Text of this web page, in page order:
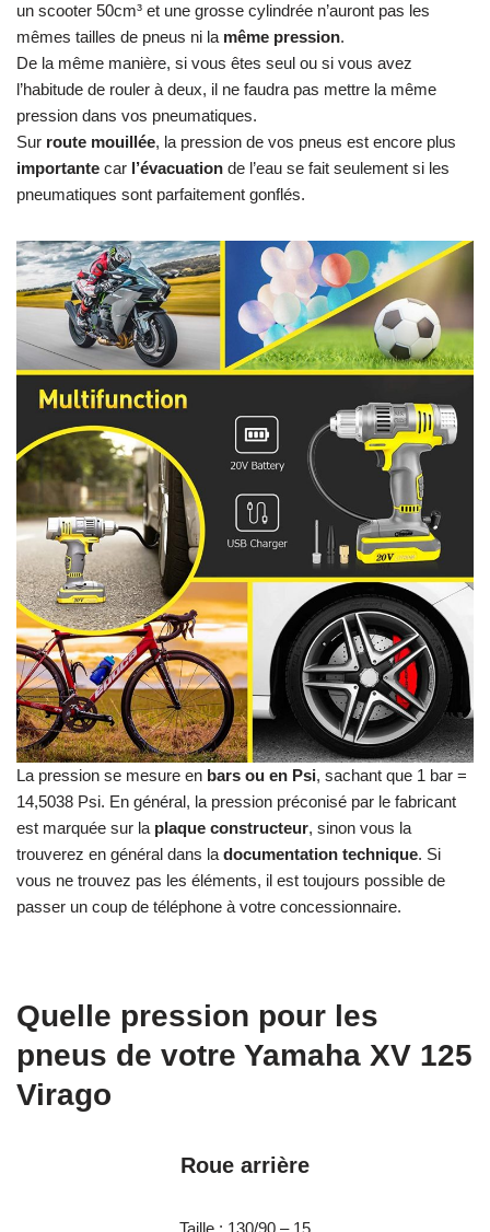
un scooter 50cm³ et une grosse cylindrée n’auront pas les
mêmes tailles de pneus ni la même pression.
De la même manière, si vous êtes seul ou si vous avez
l’habitude de rouler à deux, il ne faudra pas mettre la même
pression dans vos pneumatiques.
Sur route mouillée, la pression de vos pneus est encore plus
importante car l’évacuation de l’eau se fait seulement si les
pneumatiques sont parfaitement gonflés.
La pression se mesure en bars ou en Psi, sachant que 1 bar =
14,5038 Psi. En général, la pression préconisé par le fabricant
est marquée sur la plaque constructeur, sinon vous la
trouverez en général dans la documentation technique. Si
vous ne trouvez pas les éléments, il est toujours possible de
passer un coup de téléphone à votre concessionnaire.
Quelle pression pour les
pneus de votre Yamaha XV 125
Virago
Roue arrière
Taille : 130/90 – 15